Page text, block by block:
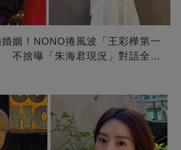
姻！NONO捲風波「王彩樺第一
不捨曝「朱海君現況」對話全公